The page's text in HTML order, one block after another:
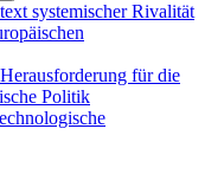
systemischer Rivalität
für die
Politik